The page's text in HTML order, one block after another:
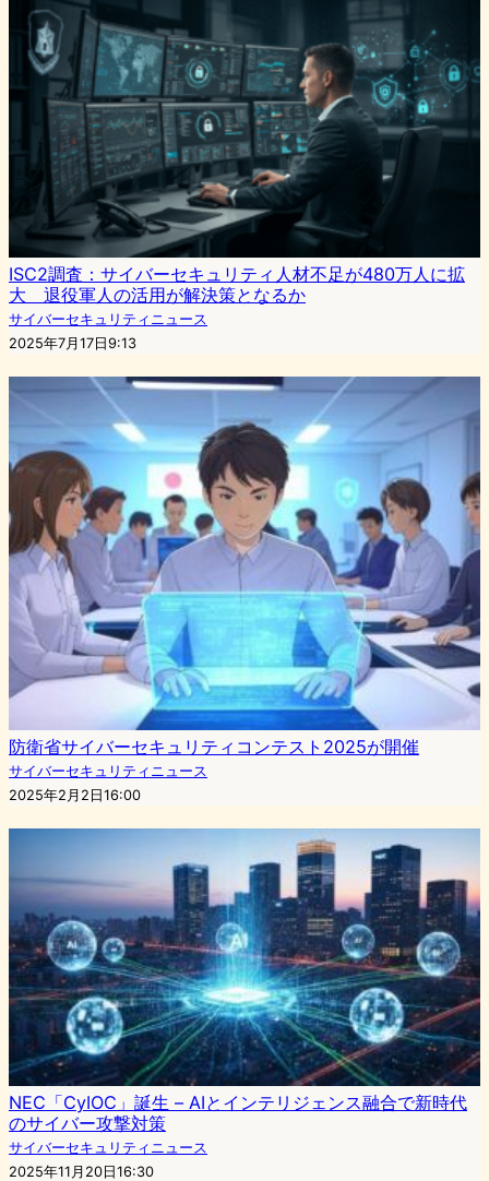
ISC2調査：サイバーセキュリティ人材不足が480万人に拡
大 退役軍人の活用が解決策となるか
サイバーセキュリティニュース
2025年7月17日9:13
防衛省サイバーセキュリティコンテスト2025が開催
サイバーセキュリティニュース
2025年2月2日16:00
NEC「CyIOC」誕生 – AIとインテリジェンス融合で新時代
のサイバー攻撃対策
サイバーセキュリティニュース
2025年11月20日16:30